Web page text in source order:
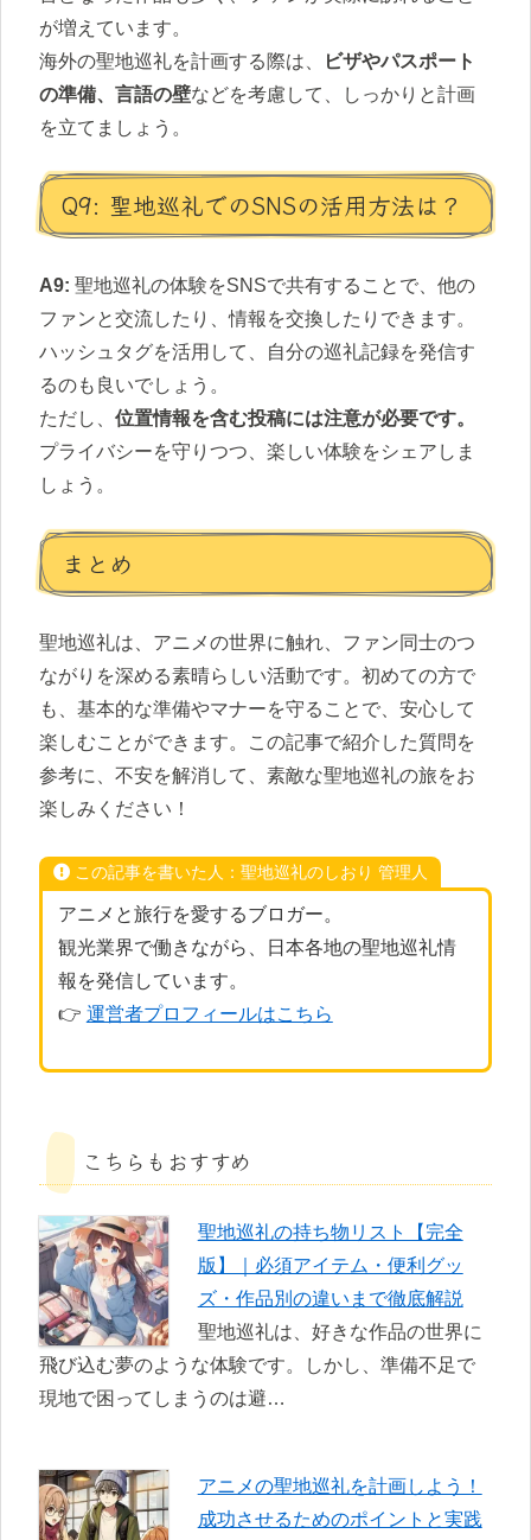
が増えています。
海外の聖地巡礼を計画する際は、
ビザやパスポート
の準備、言語の壁などを考慮して、しっかりと計画
を立てましょう。
Q9: 聖地巡礼でのSNSの活用方法は？
A9: 聖地巡礼の体験をSNSで共有することで、他の
ファンと交流したり、情報を交換したりできます。
ハッシュタグを活用して、自分の巡礼記録を発信す
るのも良いでしょう。
ただし、 位置情報を含む投稿には注意が必要です。
プライバシーを守りつつ、楽しい体験をシェアしま
しょう。
まとめ
聖地巡礼は、アニメの世界に触れ、ファン同士のつ
ながりを深める素晴らしい活動です。初めての方で
も、基本的な準備やマナーを守ることで、安心して
楽しむことができます。この記事で紹介した質問を
参考に、不安を解消して、素敵な聖地巡礼の旅をお
楽しみください！
この記事を書いた人：聖地巡礼のしおり 管理人
アニメと旅行を愛するブロガー。
観光業界で働きながら、日本各地の聖地巡礼情
報を発信しています。
👉 運営者プロフィールはこちら
こちらもおすすめ
聖地巡礼の持ち物リスト【完全
版】｜必須アイテム・便利グッ
ズ・作品別の違いまで徹底解説
聖地巡礼は、好きな作品の世界に
飛び込む夢のような体験です。しかし、準備不足で
現地で困ってしまうのは避…
アニメの聖地巡礼を計画しよう！
成功させるためのポイントと実践